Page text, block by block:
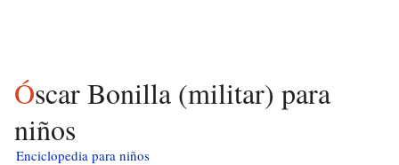
Óscar Bonilla (militar) para
niños
Enciclopedia para niños